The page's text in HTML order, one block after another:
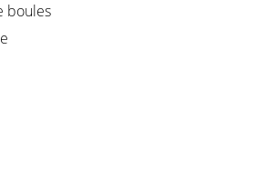
boules